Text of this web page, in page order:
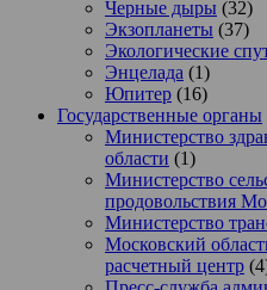
Черные дыры (32)
Экзопланеты (37)
Экологические
Энцелада (1)
Юпитер (16)
Государственные органы
Министерство
области (1)
Министерство
продовольствия
Министерство
Московский
расчетный центр